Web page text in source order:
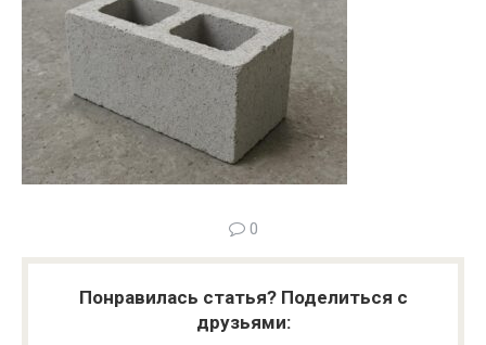
0
Понравилась статья? Поделиться с
друзьями: